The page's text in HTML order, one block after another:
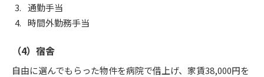
通勤手当
時間外勤務手当
（4）宿舎
自由に選んでもらった物件を病院で借上げ、家賃38,000円を